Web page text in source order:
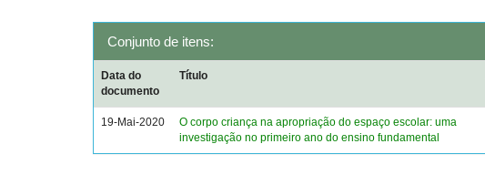
Conjunto de itens:
Data do
documento
Título
19-Mai-2020
O corpo criança na apropriação do espaço escolar: uma
investigação no primeiro ano do ensino fundamental